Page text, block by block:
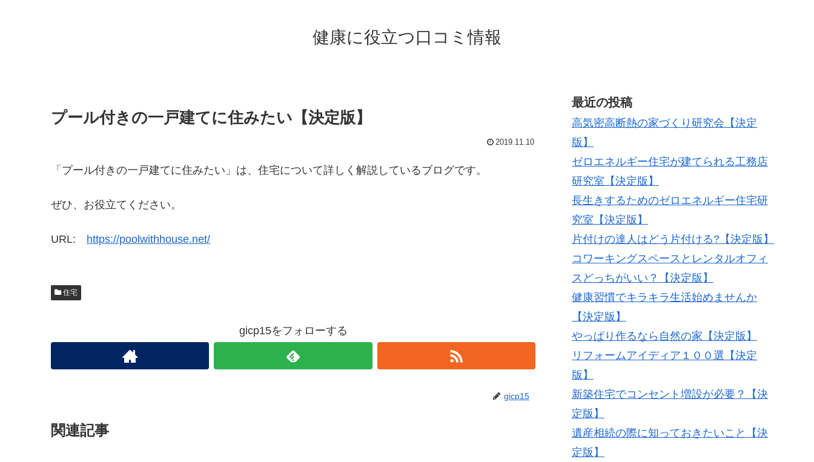
健康に役立つ口コミ情報
プール付きの一戸建てに住みたい【決定版】
2019.11.10
「プール付きの一戸建てに住みたい」は、住宅について詳しく解説しているブログです。
ぜひ、お役立てください。
URL: https://poolwithhouse.net/
住宅
gicp15をフォローする
gicp15
関連記事
最近の投稿
高気密高断熱の家づくり研究会【決定
版】
ゼロエネルギー住宅が建てられる工務店
研究室【決定版】
長生きするためのゼロエネルギー住宅研
究室【決定版】
片付けの達人はどう片付ける?【決定版】
コワーキングスペースとレンタルオフィ
スどっちがいい？【決定版】
健康習慣でキラキラ生活始めませんか
【決定版】
やっぱり作るなら自然の家【決定版】
リフォームアイディア１００選【決定
版】
新築住宅でコンセント増設が必要？【決
定版】
遺産相続の際に知っておきたいこと【決
定版】